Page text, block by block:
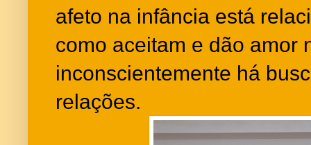
afeto na infância está
como aceitam e dão amor
inconscientemente há
relações.